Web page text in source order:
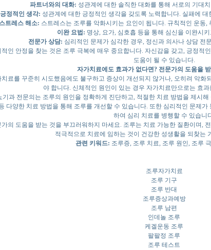
파트너와의 대화: 성관계에 대한 솔직한 대화를 통해 서로의 기대
긍정적인 생각: 성관계에 대한 긍정적인 생각을 갖도록 노력합니다. 실패에
스트레스 해소: 스트레스는 조루를 악화시키는 요인이 됩니다. 규칙적인 운동
이완 요법: 명상, 요가, 심호흡 등을 통해 심신을 이완시
전문가 상담: 심리적인 문제가 심각한 경우, 정신과 의사나 상담 전
적인 안정을 찾는 것은 조루 극복에 매우 중요합니다. 자신감을 갖고, 긍정적
도움이 될 수 있습니다.
자가치료에도 효과가 없다면? 전문가의 도움을
치료를 꾸준히 시도했음에도 불구하고 증상이 개선되지 않거나, 오히려 악화
야 합니다. 신체적인 원인이 있는 경우 자가치료만으로는 효
기과 전문의는 조루의 원인을 정확하게 진단하고, 적절한 치료 방법을 제시
다양한 치료 방법을 통해 조루를 개선할 수 있습니다. 또한 심리적인 문제
하여 심리 치료를 병행할 수 있습니
가의 도움을 받는 것을 부끄러워하지 마세요. 조루는 치료 가능한 질환이며,
적극적으로 치료에 임하는 것이 건강한 성생활을 되찾는
관련 키워드: 조루증, 조루 치료, 조루 원인, 조루
조루자가치료
조루 기구
조루 반대
조루증상과예방
조루 남편
인데놀 조루
케겔운동 조루
팔팔정 조루
조루 테스트